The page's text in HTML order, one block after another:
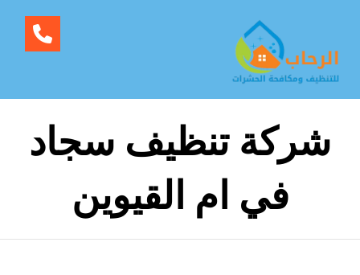
شركة تنظيف سجاد
في ام القيوين